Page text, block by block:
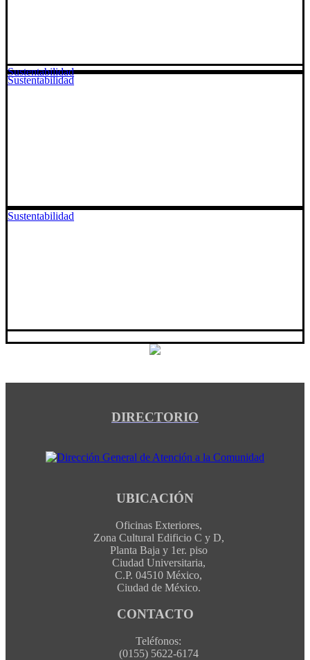
Sustentabilidad
Sustentabilidad
Sustentabilidad
DIRECTORIO
UBICACIÓN
Oficinas Exteriores,
Zona Cultural Edificio C y D,
Planta Baja y 1er. piso
Ciudad Universitaria,
C.P. 04510 México,
Ciudad de México.
CONTACTO
Teléfonos:
(0155) 5622-6174